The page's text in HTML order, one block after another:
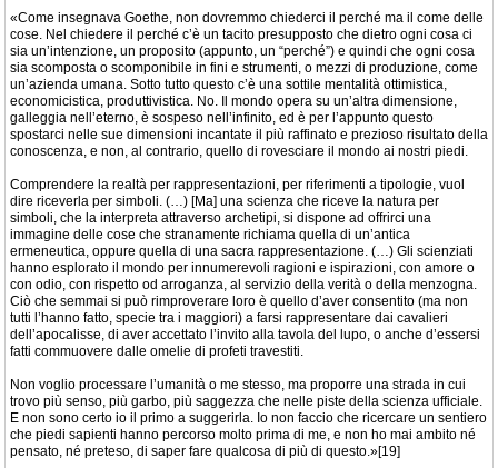
«Come insegnava Goethe, non dovremmo chiederci il perché ma il come delle
cose. Nel chiedere il perché c’è un tacito presupposto che dietro ogni cosa ci
sia un’intenzione, un proposito (appunto, un “perché”) e quindi che ogni cosa
sia scomposta o scomponibile in fini e strumenti, o mezzi di produzione, come
un’azienda umana. Sotto tutto questo c’è una sottile mentalità ottimistica,
economicistica, produttivistica. No. Il mondo opera su un’altra dimensione,
galleggia nell’eterno, è sospeso nell’infinito, ed è per l’appunto questo
spostarci nelle sue dimensioni incantate il più raffinato e prezioso risultato della
conoscenza, e non, al contrario, quello di rovesciare il mondo ai nostri piedi.
Comprendere la realtà per rappresentazioni, per riferimenti a tipologie, vuol
dire riceverla per simboli. (…) [Ma] una scienza che riceve la natura per
simboli, che la interpreta attraverso archetipi, si dispone ad offrirci una
immagine delle cose che stranamente richiama quella di un’antica
ermeneutica, oppure quella di una sacra rappresentazione. (…) Gli scienziati
hanno esplorato il mondo per innumerevoli ragioni e ispirazioni, con amore o
con odio, con rispetto od arroganza, al servizio della verità o della menzogna.
Ciò che semmai si può rimproverare loro è quello d’aver consentito (ma non
tutti l’hanno fatto, specie tra i maggiori) a farsi rappresentare dai cavalieri
dell’apocalisse, di aver accettato l’invito alla tavola del lupo, o anche d’essersi
fatti commuovere dalle omelie di profeti travestiti.
Non voglio processare l’umanità o me stesso, ma proporre una strada in cui
trovo più senso, più garbo, più saggezza che nelle piste della scienza ufficiale.
E non sono certo io il primo a suggerirla. Io non faccio che ricercare un sentiero
che piedi sapienti hanno percorso molto prima di me, e non ho mai ambito né
pensato, né preteso, di saper fare qualcosa di più di questo.»[19]